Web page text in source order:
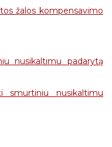
žalos kompensavimo
nusikaltimu padarytą
smurtiniu nusikaltimu